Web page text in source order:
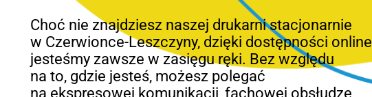
Choć nie znajdziesz naszej drukarni stacjonarnie
w Czerwionce-Leszczyny, dzięki dostępności online
jesteśmy zawsze w zasięgu ręki. Bez względu
na to, gdzie jesteś, możesz polegać
na ekspresowej komunikacji, fachowej obsłudze,